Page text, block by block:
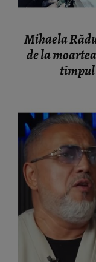
de la moartea